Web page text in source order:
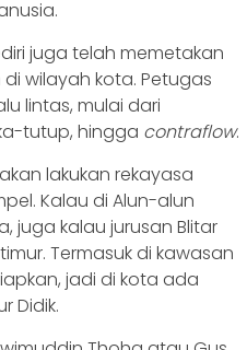
juga telah memetakan
wilayah kota. Petugas
lintas, mulai dari
tutup, hingga contraflow.
lakukan rekayasa
Kalau di Alun-alun
juga kalau jurusan Blitar
Termasuk di kawasan
jadi di kota ada
Didik.